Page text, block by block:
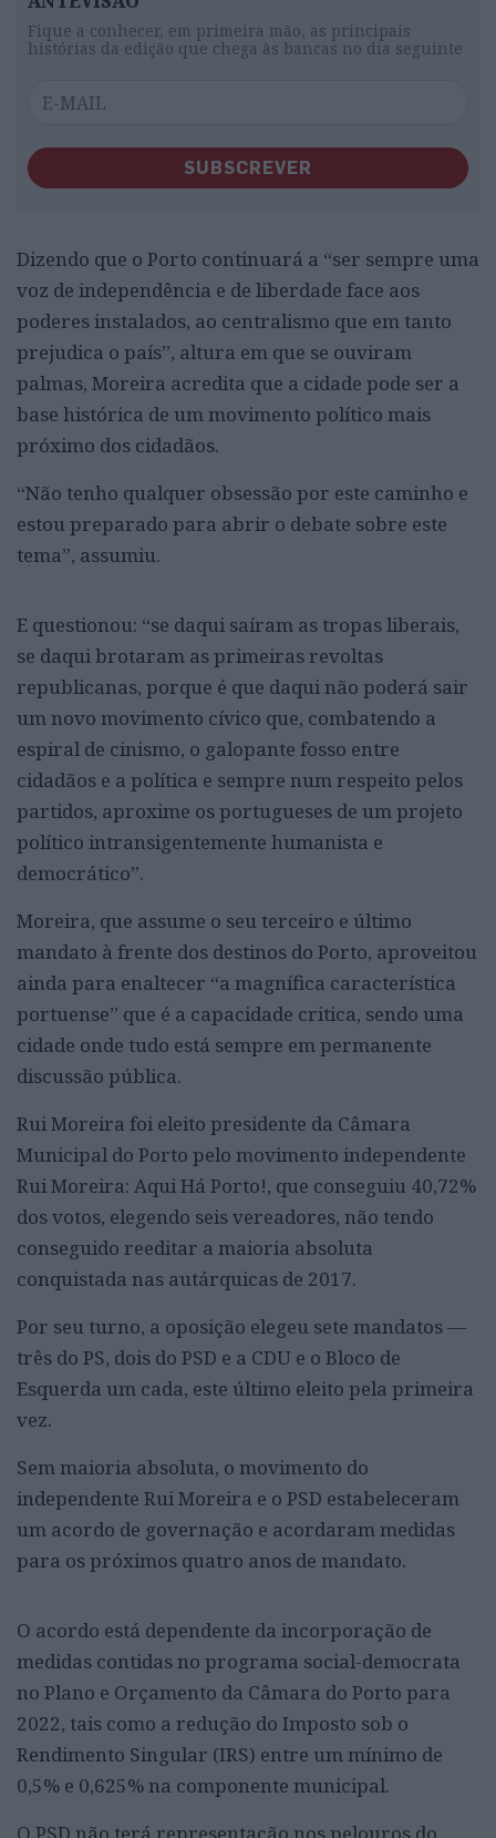
Fique a conhecer, em primeira mão, as principais
histórias da edição que chega às bancas no dia seguinte
SUBSCREVER
Dizendo que o Porto continuará a “ser sempre uma
voz de independência e de liberdade face aos
poderes instalados, ao centralismo que em tanto
prejudica o país”, altura em que se ouviram
palmas, Moreira acredita que a cidade pode ser a
base histórica de um movimento político mais
próximo dos cidadãos.
“Não tenho qualquer obsessão por este caminho e
estou preparado para abrir o debate sobre este
tema”, assumiu.
E questionou: “se daqui saíram as tropas liberais,
se daqui brotaram as primeiras revoltas
republicanas, porque é que daqui não poderá sair
um novo movimento cívico que, combatendo a
espiral de cinismo, o galopante fosso entre
cidadãos e a política e sempre num respeito pelos
partidos, aproxime os portugueses de um projeto
político intransigentemente humanista e
democrático”.
Moreira, que assume o seu terceiro e último
mandato à frente dos destinos do Porto, aproveitou
ainda para enaltecer “a magnífica característica
portuense” que é a capacidade critica, sendo uma
cidade onde tudo está sempre em permanente
discussão pública.
Rui Moreira foi eleito presidente da Câmara
Municipal do Porto pelo movimento independente
Rui Moreira: Aqui Há Porto!, que conseguiu 40,72%
dos votos, elegendo seis vereadores, não tendo
conseguido reeditar a maioria absoluta
conquistada nas autárquicas de 2017.
Por seu turno, a oposição elegeu sete mandatos —
três do PS, dois do PSD e a CDU e o Bloco de
Esquerda um cada, este último eleito pela primeira
vez.
Sem maioria absoluta, o movimento do
independente Rui Moreira e o PSD estabeleceram
um acordo de governação e acordaram medidas
para os próximos quatro anos de mandato.
O acordo está dependente da incorporação de
medidas contidas no programa social-democrata
no Plano e Orçamento da Câmara do Porto para
2022, tais como a redução do Imposto sob o
Rendimento Singular (IRS) entre um mínimo de
0,5% e 0,625% na componente municipal.